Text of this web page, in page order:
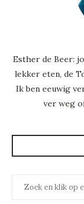
Esther de Beer:
lekker eten, de
Ik ben eeuwig
ver weg